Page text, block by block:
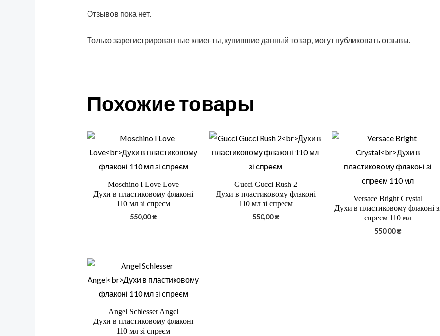
Отзывов пока нет.
Только зарегистрированные клиенты, купившие данный товар, могут публиковать отзывы.
Похожие товары
Moschino I Love Love
Духи в пластиковому флаконі
110 мл зі спреєм
550,00₴
Gucci Gucci Rush 2
Духи в пластиковому флаконі
110 мл зі спреєм
550,00₴
Versace Bright Crystal
Духи в пластиковому флаконі зі
спреєм 110 мл
550,00₴
Angel Schlesser Angel
Духи в пластиковому флаконі
110 мл зі спреєм